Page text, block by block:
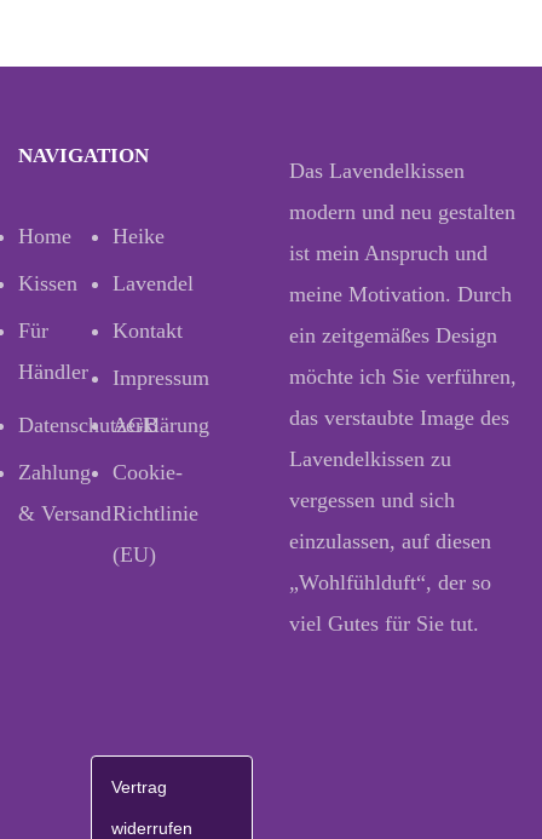
NAVIGATION
Home
Heike
Kissen
Lavendel
Für
Händler
Kontakt
Impressum
Datenschutzerklärung
AGB
Zahlung
& Versand
Cookie-
Richtlinie
(EU)
Das Lavendelkissen
modern und neu gestalten
ist mein Anspruch und
meine Motivation. Durch
ein zeitgemäßes Design
möchte ich Sie verführen,
das verstaubte Image des
Lavendelkissen zu
vergessen und sich
einzulassen, auf diesen
„Wohlfühlduft“, der so
viel Gutes für Sie tut.
Vertrag
widerrufen